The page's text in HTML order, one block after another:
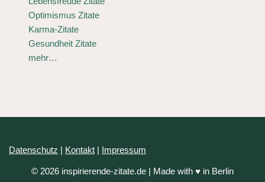
Optimismus Zitate
Karma-Zitate
Gesundheit Zitate
mehr…
Datenschutz | Kontakt | Impressum
© 2026 inspirierende-zitate.de | Made with ♥ in Berlin